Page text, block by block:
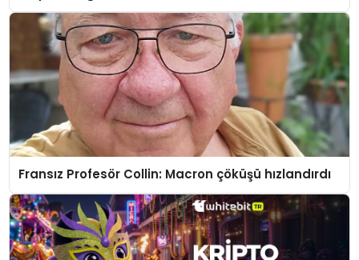
Fransız Profesör Collin: Macron çöküşü hızlandırdı